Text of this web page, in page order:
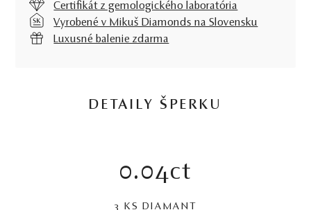
Certifikát z gemologického laboratória
Vyrobené v Mikuš Diamonds na Slovensku
Luxusné balenie zdarma
DETAILY ŠPERKU
0.04ct
3 KS DIAMANT